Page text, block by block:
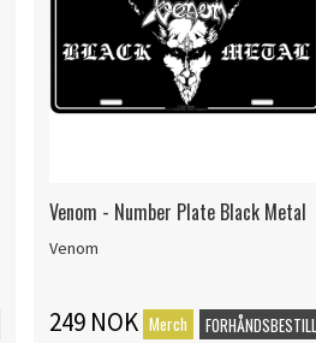
Venom - Number Plate Black Metal
Venom
249 NOK Merch FORHÅNDSBESTILL